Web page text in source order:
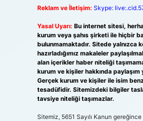
Reklam ve İletişim: Skype:
Yasal Uyarı: Bu internet sitesi,
kurum veya şahıs şirketi ile hiçbir
bulunmamaktadır. Sitede yalnızca
hazırladığımız makaleler
alan içerikler haber niteliği
kurum ve kişiler hakkında paylaşım
Gerçek kurum ve kişiler ile isim
tesadüfidir. Sitemizdeki bilgiler
tavsiye niteliği taşımazlar.
Sitemiz, 5651 Sayılı Kanun